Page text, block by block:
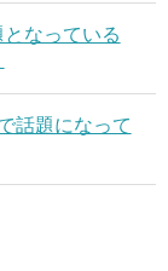
なっている
話題になって